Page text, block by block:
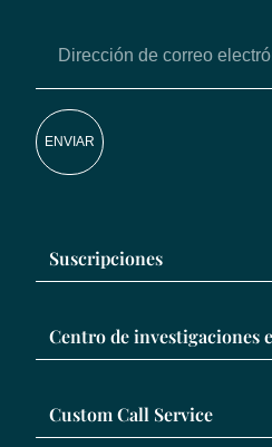
ENVIAR
Suscripciones
Centro de investigaciones
Custom Call Service